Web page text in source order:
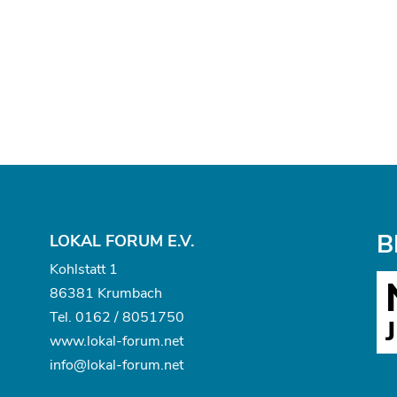
LOKAL FORUM E.V.
Kohlstatt 1
86381 Krumbach
Tel. 0162 / 8051750
www.lokal-forum.net
info@lokal-forum.net